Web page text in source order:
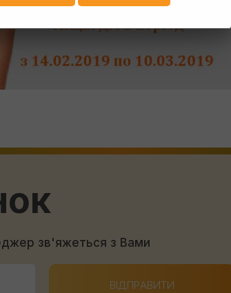
зв'яжеться з Вами
ВІДПРАВИТИ